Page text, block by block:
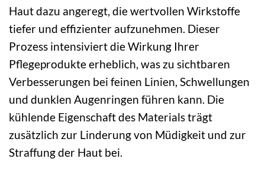
Haut dazu angeregt, die wertvollen Wirkstoffe
tiefer und effizienter aufzunehmen. Dieser
Prozess intensiviert die Wirkung Ihrer
Pflegeprodukte erheblich, was zu sichtbaren
Verbesserungen bei feinen Linien, Schwellungen
und dunklen Augenringen führen kann. Die
kühlende Eigenschaft des Materials trägt
zusätzlich zur Linderung von Müdigkeit und zur
Straffung der Haut bei.